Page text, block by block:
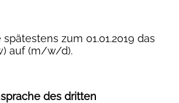
zum 01.01.2019 das
auf (m/w/d).
des dritten